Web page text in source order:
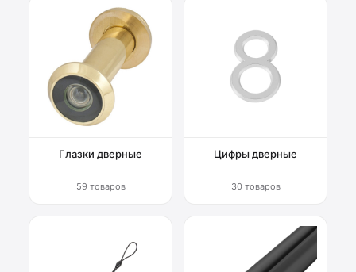
Глазки дверные
59 товаров
Цифры дверные
30 товаров